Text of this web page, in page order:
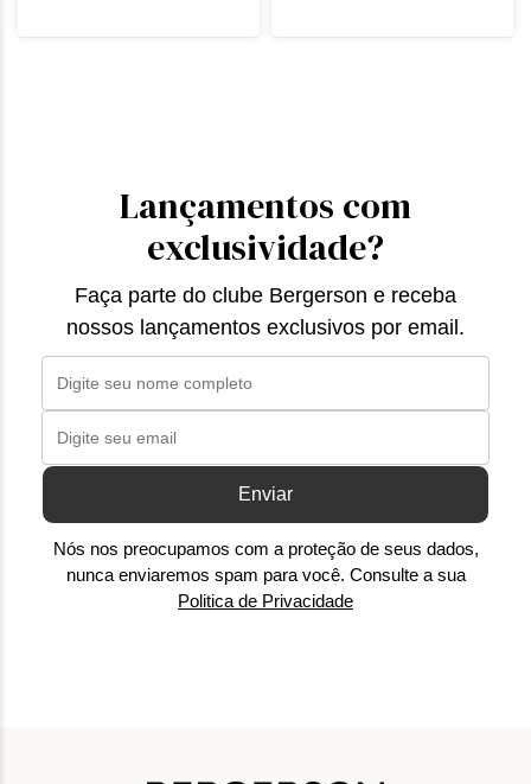
Lançamentos com
exclusividade?
Faça parte do clube Bergerson e receba
nossos lançamentos exclusivos por email.
Enviar
Nós nos preocupamos com a proteção de seus dados,
nunca enviaremos spam para você. Consulte a sua
Politica de Privacidade